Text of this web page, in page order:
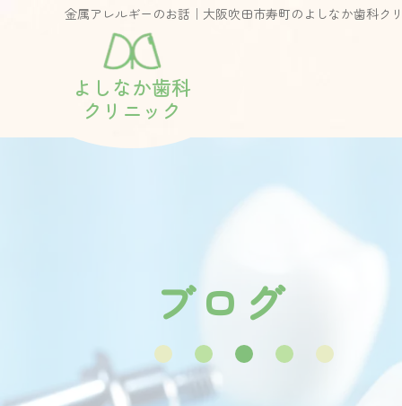
金属アレルギーのお話｜大阪吹田市寿町のよしなか歯科ク
よしなか歯科
クリニック
ブロ グ